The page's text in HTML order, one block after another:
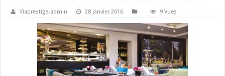
Viaprestige-admin 28 janvier 2016 9 Vues